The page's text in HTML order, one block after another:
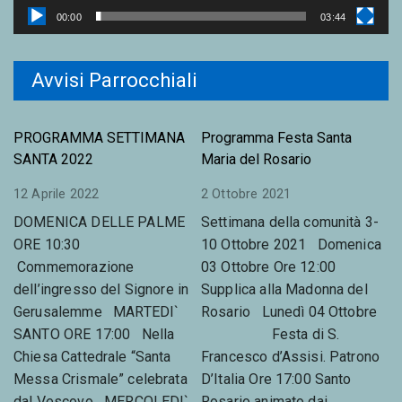
e
r
00:00 03:44
Avvisi Parrocchiali
PROGRAMMA SETTIMANA
SANTA 2022
12 Aprile 2022
DOMENICA DELLE PALME
ORE 10:30
Commemorazione
dell’ingresso del Signore in
Gerusalemme MARTEDI`
SANTO ORE 17:00 Nella
Chiesa Cattedrale “Santa
Messa Crismale” celebrata
Programma Festa Santa
Maria del Rosario
2 Ottobre 2021
Settimana della comunità 3-
10 Ottobre 2021 Domenica
03 Ottobre Ore 12:00
Supplica alla Madonna del
Rosario Lunedì 04 Ottobre
Festa di S.
Francesco d’Assisi. Patrono
D’Italia Ore 17:00 Santo